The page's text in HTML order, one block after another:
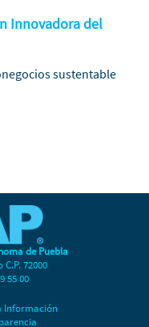
Innovadora del
sustentable
de Puebla
72000
55 00
Información